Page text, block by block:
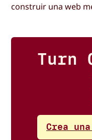
construir una web
Turn
Crea